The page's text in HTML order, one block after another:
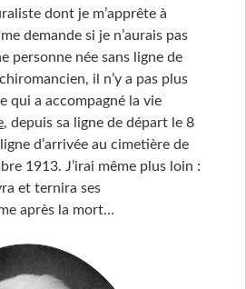
dont je m’apprête à
demande si je n’aurais pas
personne née sans ligne de
il n’y a pas plus
qui a accompagné la vie
, depuis sa ligne de départ le 8
d’arrivée au cimetière de
1913. J’irai même plus loin :
et ternira ses
après la mort…